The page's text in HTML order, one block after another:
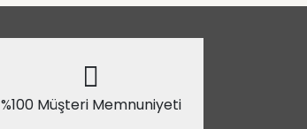
%100 Müşteri Memnuniyeti